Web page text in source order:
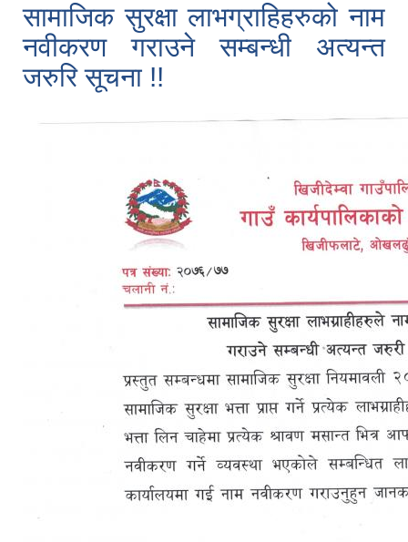
सामाजिक सुरक्षा लाभग्राहिहरुको नाम
नवीकरण गराउने सम्बन्धी अत्यन्त
जरुरि सूचना !!